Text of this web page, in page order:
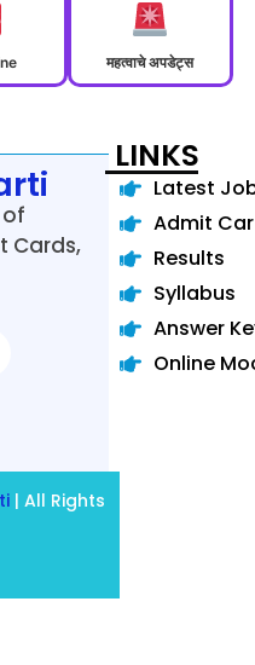
महत्वाचे अपडेट्स
Cards,
LINKS
Latest
Admit
Results
Syllabus
Answer
Online
| All Rights